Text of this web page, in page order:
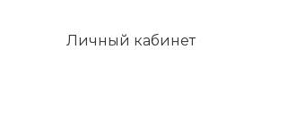
Личный кабинет